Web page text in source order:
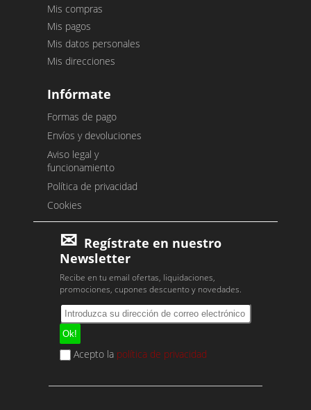
Mis compras
Mis pagos
Mis datos personales
Mis direcciones
Infórmate
Formas de pago
Envíos y devoluciones
Aviso legal y
funcionamiento
Política de privacidad
Cookies
Regístrate en nuestro
Newsletter
Recibe en tu email ofertas, liquidaciones,
promociones, cupones descuento y novedades.
Acepto la política de privacidad